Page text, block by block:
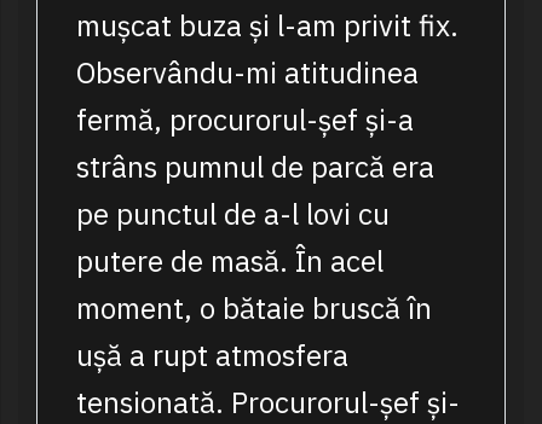
mușcat buza și l-am privit fix.
Observându-mi atitudinea
fermă, procurorul-șef și-a
strâns pumnul de parcă era
pe punctul de a-l lovi cu
putere de masă. În acel
moment, o bătaie bruscă în
ușă a rupt atmosfera
tensionată. Procurorul-șef și-